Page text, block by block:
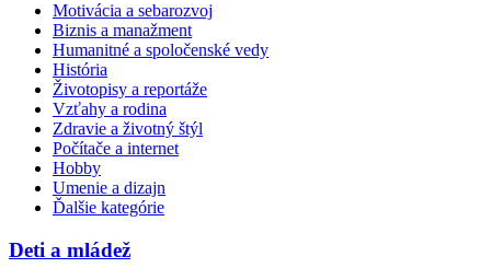
Motivácia a sebarozvoj
Biznis a manažment
Humanitné a spoločenské vedy
História
Životopisy a reportáže
Vzťahy a rodina
Zdravie a životný štýl
Počítače a internet
Hobby
Umenie a dizajn
Ďalšie kategórie
Deti a mládež